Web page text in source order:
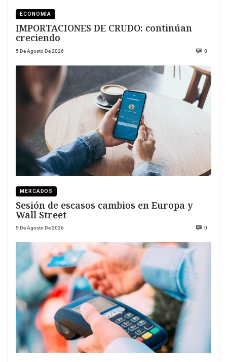
ECONOMÍA
IMPORTACIONES DE CRUDO: continúan
creciendo
5 De Agosto De 2026 0
MERCADOS
Sesión de escasos cambios en Europa y
Wall Street
5 De Agosto De 2026 0